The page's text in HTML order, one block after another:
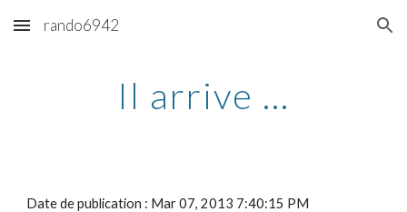
Skip to main content Skip to navigation
rando6942
Il arrive ...
Date de publication : Mar 07, 2013 7:40:15 PM